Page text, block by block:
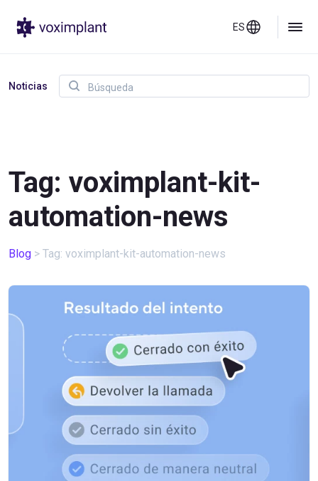
ES
Noticias
Tag: voximplant-kit-
automation-news
Blog > Tag: voximplant-kit-automation-news